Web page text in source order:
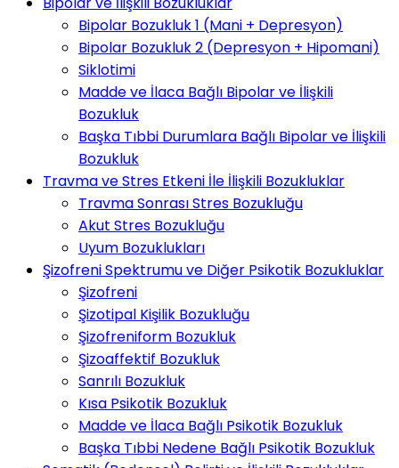
Bipolar Bozukluk 1 (Mani + Depresyon)
Bipolar Bozukluk 2 (Depresyon + Hipomani)
Siklotimi
Madde ve İlaca Bağlı Bipolar ve İlişkili
Bozukluk
Başka Tıbbi Durumlara Bağlı Bipolar ve İlişkili
Bozukluk
Travma ve Stres Etkeni İle İlişkili Bozukluklar
Travma Sonrası Stres Bozukluğu
Akut Stres Bozukluğu
Uyum Bozuklukları
Şizofreni Spektrumu ve Diğer Psikotik Bozukluklar
Şizofreni
Şizotipal Kişilik Bozukluğu
Şizofreniform Bozukluk
Şizoaffektif Bozukluk
Sanrılı Bozukluk
Kısa Psikotik Bozukluk
Madde ve İlaca Bağlı Psikotik Bozukluk
Başka Tıbbi Nedene Bağlı Psikotik Bozukluk